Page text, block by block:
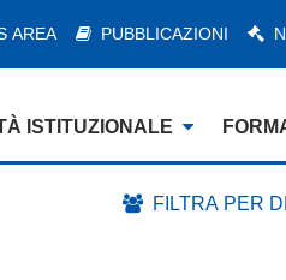
AREA PUBBLICAZIONI
ISTITUZIONALE
FILTRA PER